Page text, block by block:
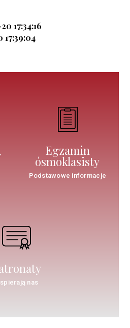
17:34:16
17:39:04
Egzamin
ósmoklasisty
Podstawowe informacje
nas